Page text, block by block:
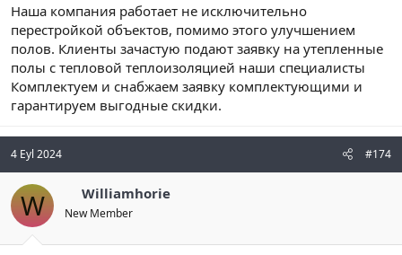
Наша компания работает не исключительно
перестройкой объектов, помимо этого улучшением
полов. Клиенты зачастую подают заявку на утепленные
полы с тепловой теплоизоляцией наши специалисты
Комплектуем и снабжаем заявку комплектующими и
гарантируем выгодные скидки.
4 Eyl 2024 #174
W Williamhorie
New Member